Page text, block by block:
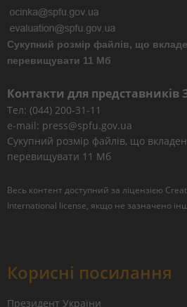
Сукупний розмір файлів, що
перевищувати 11 Мб
Контакти для
Тел: (044) 200-31-11
e-mail: press@spfu.gov.ua
Сукупний розмір файлів, що
перевищувати 11 Мб
Весь контент доступний за ліцензією
International license, якщо не зазначено
Корисні посилання
Президент України